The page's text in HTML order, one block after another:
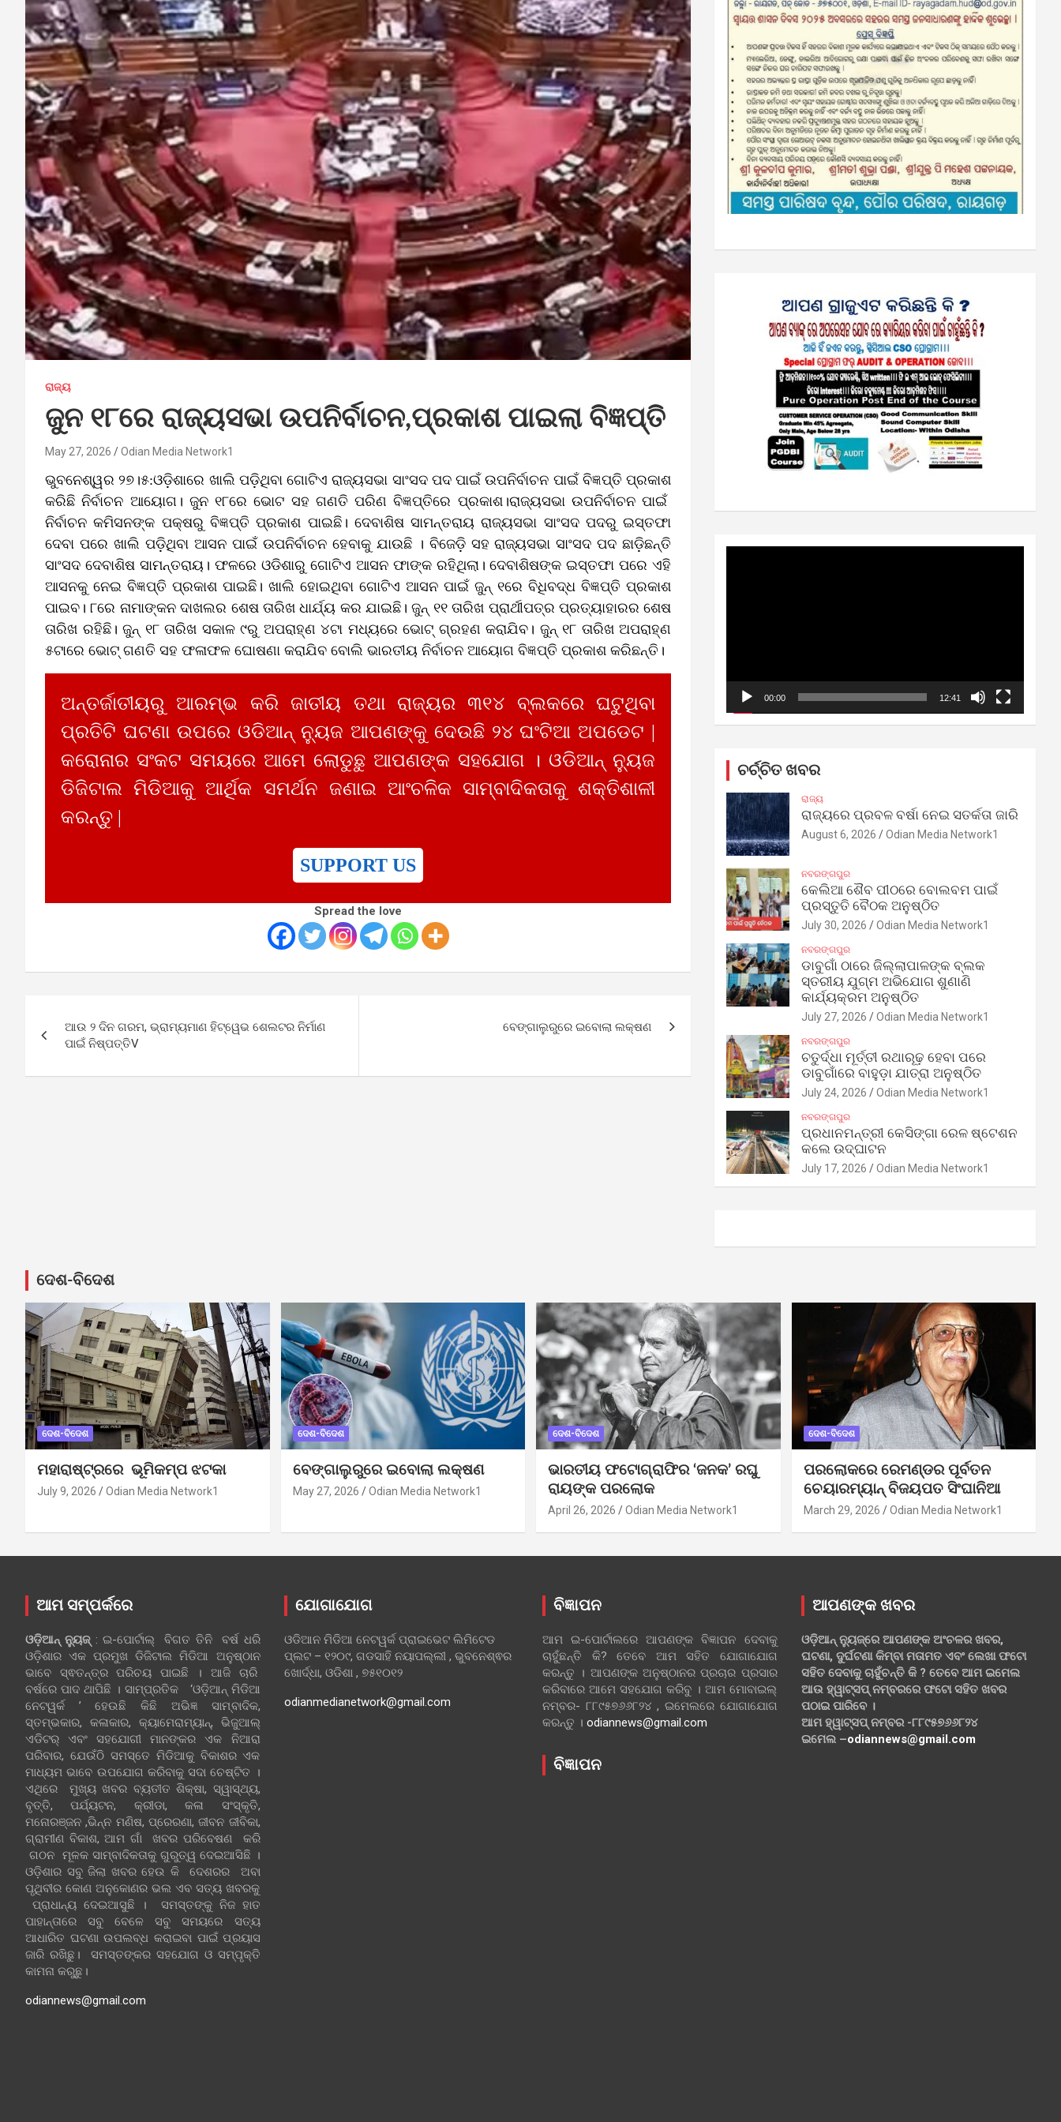
ରାଜ୍ୟ
ଜୁନ ୧୮ରେ ରାଜ୍ୟସଭା ଉପନିର୍ବାଚନ,ପ୍ରକାଶ ପାଇଲା ବିଜ୍ଞପ୍ତି
May 27, 2026 Odian Media Network1
ଭୁବନେଶ୍ୱର ୨୭।୫:ଓଡ଼ିଶାରେ ଖାଲି ପଡ଼ିଥିବା ଗୋଟିଏ ରାଜ୍ୟସଭା ସାଂସଦ ପଦ ପାଇଁ ଉପନିର୍ବାଚନ ପାଇଁ ବିଜ୍ଞପ୍ତି ପ୍ରକାଶ
କରିଛି ନିର୍ବାଚନ ଆୟୋଗ। ଜୁନ ୧୮ରେ ଭୋଟ ସହ ଗଣତି ପରିଣ ବିଜ୍ଞପ୍ତିରେ ପ୍ରକାଶ।ରାଜ୍ୟସଭା ଉପନିର୍ବାଚନ ପାଇଁ
ନିର୍ବାଚନ କମିସନଙ୍କ ପକ୍ଷରୁ ବିଜ୍ଞପ୍ତି ପ୍ରକାଶ ପାଇଛି। ଦେବାଶିଷ ସାମନ୍ତରାୟ ରାଜ୍ୟସଭା ସାଂସଦ ପଦରୁ ଇସ୍ତଫା
ଦେବା ପରେ ଖାଲି ପଡ଼ିଥିବା ଆସନ ପାଇଁ ଉପନିର୍ବାଚନ ହେବାକୁ ଯାଉଛି । ବିଜେଡ଼ି ସହ ରାଜ୍ୟସଭା ସାଂସଦ ପଦ ଛାଡ଼ିଛନ୍ତି
ସାଂସଦ ଦେବାଶିଷ ସାମନ୍ତରାୟ। ଫଳରେ ଓଡିଶାରୁ ଗୋଟିଏ ଆସନ ଫାଙ୍କ ରହିଥିଲା। ଦେବାଶିଷଙ୍କ ଇସ୍ତଫା ପରେ ଏହି
ଆସନକୁ ନେଇ ବିଜ୍ଞପ୍ତି ପ୍ରକାଶ ପାଇଛି। ଖାଲି ହୋଇଥିବା ଗୋଟିଏ ଆସନ ପାଇଁ ଜୁନ୍‌ ୧ରେ ବିଧିବଦ୍ଧ ବିଜ୍ଞପ୍ତି ପ୍ରକାଶ
ପାଇବ। ୮ରେ ନାମାଙ୍କନ ଦାଖଲର ଶେଷ ତାରିଖ ଧାର୍ଯ୍ୟ କର ଯାଇଛି। ଜୁନ୍‌ ୧୧ ତାରିଖ ପ୍ରାର୍ଥୀପତ୍ର ପ୍ରତ୍ୟାହାରର ଶେଷ
ତାରିଖ ରହିଛି। ଜୁନ୍‌ ୧୮ ତାରିଖ ସକାଳ ୯ରୁ ଅପରାହ୍ଣ ୪ଟା ମଧ୍ୟରେ ଭୋଟ୍‌ ଗ୍ରହଣ କରାଯିବ। ଜୁନ୍‌ ୧୮ ତାରିଖ ଅପରାହ୍ଣ
୫ଟାରେ ଭୋଟ୍‌ ଗଣତି ସହ ଫଳାଫଳ ଘୋଷଣା କରାଯିବ ବୋଲି ଭାରତୀୟ ନିର୍ବାଚନ ଆୟୋଗ ବିଜ୍ଞପ୍ତି ପ୍ରକାଶ କରିଛନ୍ତି।
ଅନ୍ତର୍ଜାତୀୟରୁ ଆରମ୍ଭ କରି ଜାତୀୟ ତଥା ରାଜ୍ୟର ୩୧୪ ବ୍ଲକରେ ଘଟୁଥିବା
ପ୍ରତିଟି ଘଟଣା ଉପରେ ଓଡିଆନ୍ ନ୍ୟୁଜ ଆପଣଙ୍କୁ ଦେଉଛି ୨୪ ଘଂଟିଆ ଅପଡେଟ |
କରୋନାର ସଂକଟ ସମୟରେ ଆମେ ଲୋଡୁଛୁ ଆପଣଙ୍କ ସହଯୋଗ । ଓଡିଆନ୍ ନ୍ୟୁଜ
ଡିଜିଟାଲ ମିଡିଆକୁ ଆର୍ଥିକ ସମର୍ଥନ ଜଣାଇ ଆଂଚଳିକ ସାମ୍ବାଦିକତାକୁ ଶକ୍ତିଶାଳୀ
କରନ୍ତୁ |
SUPPORT US
Spread the love
navigation
ଆଉ ୨ ଦିନ ଗରମ, ଭ୍ରାମ୍ୟମାଣ ହିଟ୍ୱେଭ ଶେଲଟର ନିର୍ମାଣ
ପାଇଁ ନିଷ୍ପତ୍ତିV
ବେଙ୍ଗାଲୁରୁରେ ଇବୋଲା ଲକ୍ଷଣ
00:00 12:41
ଚର୍ଚ୍ଚିତ ଖବର
ରାଜ୍ୟ
ରାଜ୍ୟରେ ପ୍ରବଳ ବର୍ଷା ନେଇ ସତର୍କତା ଜାରି
August 6, 2026 Odian Media Network1
ନବରଙ୍ଗପୁର
କେଲିଆ ଶୈବ ପୀଠରେ ବୋଲବମ ପାଇଁ
ପ୍ରସ୍ତୁତି ବୈଠକ ଅନୁଷ୍ଠିତ
July 30, 2026 Odian Media Network1
ନବରଙ୍ଗପୁର
ଡାବୁଗାଁ ଠାରେ ଜିଲ୍ଲାପାଳଙ୍କ ବ୍ଲକ
ସ୍ତରୀୟ ଯୁଗ୍ମ ଅଭିଯୋଗ ଶୁଣାଣି
କାର୍ଯ୍ୟକ୍ରମ ଅନୁଷ୍ଠିତ
July 27, 2026 Odian Media Network1
ନବରଙ୍ଗପୁର
ଚତୁର୍ଦ୍ଧା ମୂର୍ତ୍ତୀ ରଥାରୂଢ଼ ହେବା ପରେ
ଡାବୁଗାଁରେ ବାହୁଡ଼ା ଯାତ୍ରା ଅନୁଷ୍ଠିତ
July 24, 2026 Odian Media Network1
ନବରଙ୍ଗପୁର
ପ୍ରଧାନମନ୍ତ୍ରୀ କେସିଙ୍ଗା ରେଳ ଷ୍ଟେଶନ
କଲେ ଉଦ୍‌ଘାଟନ
July 17, 2026 Odian Media Network1
ଦେଶ-ବିଦେଶ
ଦେଶ-ବିଦେଶ
ମହାରାଷ୍ଟ୍ରରେ ଭୂମିକମ୍ପ ଝଟକା
July 9, 2026 Odian Media Network1
ଦେଶ-ବିଦେଶ
ବେଙ୍ଗାଲୁରୁରେ ଇବୋଲା ଲକ୍ଷଣ
May 27, 2026 Odian Media Network1
ଦେଶ-ବିଦେଶ
ଭାରତୀୟ ଫଟୋଗ୍ରାଫିର ‘ଜନକ’ ରଘୁ
ରାୟଙ୍କ ପରଲୋକ
April 26, 2026 Odian Media Network1
ଦେଶ-ବିଦେଶ
ପରଲୋକରେ ରେମଣ୍ଡର ପୂର୍ବତନ
ଚେୟାରମ୍ୟାନ୍ ବିଜୟପତ ସିଂଘାନିଆ
March 29, 2026 Odian Media Network1
ଆମ ସମ୍ପର୍କରେ
ଓଡ଼ିଆନ୍‍ ନ୍ୟୁଜ୍‍: ଇ-ପୋର୍ଟାଲ୍ ବିଗତ ତିନି ବର୍ଷ ଧରି
ଓଡ଼ିଶାର ଏକ ପ୍ରମୁଖ ଡିଜିଟାଲ ମିଡିଆ ଅନୁଷ୍ଠାନ
ଭାବେ ସ୍ଵତନ୍ତ୍ର ପରିଚୟ ପାଇଛି । ଆଜି ଚାରି
ବର୍ଷରେ ପାଦ ଥାପିଛି । ସାମ୍ପ୍ରତିକ ‘ଓଡ଼ିଆନ୍‍ ମିଡିଆ
ନେଟୱର୍କ ’ ହେଉଛି କିଛି ଅଭିଜ୍ଞ ସାମ୍ବାଦିକ,
ସ୍ତମ୍ଭକାର, କଳାକାର, କ୍ୟାମେରାମ୍ୟାନ୍, ଭିଜୁଆଲ୍
ଏଡିଟର୍ ଏବଂ ସହଯୋଗୀ ମାନଙ୍କର ଏକ ନିଆରା
ପରିବାର, ଯେଉଁଠି ସମସ୍ତେ ମିଡିଆକୁ ବିକାଶର ଏକ
ମାଧ୍ୟମ ଭାବେ ଉପଯୋଗ କରିବାକୁ ସଦା ଚେଷ୍ଟିତ ।
ଏଥିରେ ମୁଖ୍ୟ ଖବର ବ୍ୟତୀତ ଶିକ୍ଷା, ସ୍ୱାସ୍ଥ୍ୟ,
ବୃତ୍ତି, ପର୍ଯ୍ୟଟନ, କ୍ରୀଡା, କଳା ସଂସ୍କୃତି,
ମନୋରଞ୍ଜନ ,ଭିନ୍ନ ମଣିଷ, ପ୍ରେରଣା, ଜୀବନ ଜୀବିକା,
ଗ୍ରାମୀଣ ବିକାଶ, ଆମ ଗାଁ ଖବର ପରିବେଷଣ କରି
ଗଠନ ମୂଳକ ସାମ୍ବାଦିକତାକୁ ଗୁରୁତ୍ୱ ଦେଇଆସିଛି ।
ଓଡ଼ିଶାର ସବୁ ଜିଲା ଖବର ହେଉ କି ଦେଶରର ଅବା
ପୃଥିବୀର କୋଣ ଅନୁକୋଣର ଭଲ ଏବ ସତ୍ୟ ଖବରକୁ
ପ୍ରାଧାନ୍ୟ ଦେଇଆସୁଛି । ସମସ୍ତଙ୍କୁ ନିଜ ହାତ
ପାହାନ୍ତାରେ ସବୁ ବେଳେ ସବୁ ସମୟରେ ସତ୍ୟ
ଆଧାରିତ ଘଟଣା ଉପଲବ୍ଧ କରାଇବା ପାଇଁ ପ୍ରୟାସ
ଜାରି ରଖିଛୁ। ସମସ୍ତଙ୍କର ସହଯୋଗ ଓ ସମ୍ପୃକ୍ତି
କାମନା କରୁଛୁ।
odiannews@gmail.com
ଯୋଗାଯୋଗ
ଓଡିଆନ ମିଡିଆ ନେଟୱର୍କ ପ୍ରାଇଭେଟ ଲିମିଟେଡ
ପ୍ଲଟ – ୧୨୦୯, ଗଡସାହି ନୟାପଲ୍ଲୀ , ଭୁବନେଶ୍ଵର
ଖୋର୍ଦ୍ଧା, ଓଡିଶା , ୭୫୧୦୧୨
odianmedianetwork@gmail.com
ବିଜ୍ଞାପନ
ଆମ ଇ-ପୋର୍ଟାଲରେ ଆପଣଙ୍କ ବିଜ୍ଞାପନ ଦେବାକୁ
ଚାହୁଁଛନ୍ତି କି? ତେବେ ଆମ ସହିତ ଯୋଗାଯୋଗ
କରନ୍ତୁ । ଆପଣଙ୍କ ଅନୁଷ୍ଠାନର ପ୍ରଚାର ପ୍ରସାର
କରିବାରେ ଆମେ ସହଯୋଗ କରିବୁ । ଆମ ମୋବାଇଲ୍
ନମ୍ବର- ୮୮୯୫୭୬୬୮୨୪ , ଇମେଲରେ ଯୋଗାଯୋଗ
କରନ୍ତୁ । odiannews@gmail.com
ବିଜ୍ଞାପନ
ଆପଣଙ୍କ ଖବର
ଓଡ଼ିଆନ୍ ନ୍ୟୁଜ୍‌ରେ ଆପଣଙ୍କ ଅଂଚଳର ଖବର,
ଘଟଣା, ଦୁର୍ଘଟଣା କିମ୍ବା ମତାମତ ଏବଂ ଲେଖା ଫଟୋ
ସହିତ ଦେବାକୁ ଚାହୁଁଚନ୍ତି କି ? ତେବେ ଆମ ଇମେଲ
ଆଉ ହ୍ୱାଟ୍‌ସପ୍ ନମ୍ବରରେ ଫଟୋ ସହିତ ଖବର
ପଠାଇ ପାରିବେ ।
ଆମ ହ୍ୱାଟ୍‌ସପ୍ ନମ୍ବର -୮୮୯୫୭୬୬୮୨୪
ଇମେଲ –odiannews@gmail.com